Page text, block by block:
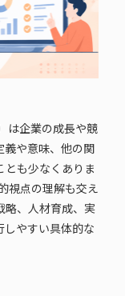
は企業の成長や競
義や意味、他の関
も少なくありま
視点の理解も交え
略、人材育成、実
しやすい具体的な